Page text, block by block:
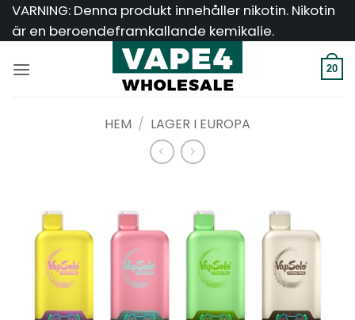
Hoppa
till
VARNING: Denna produkt innehåller nikotin. Nikotin
är en beroendeframkallande kemikalie.
20
HEM / LAGER I EUROPA